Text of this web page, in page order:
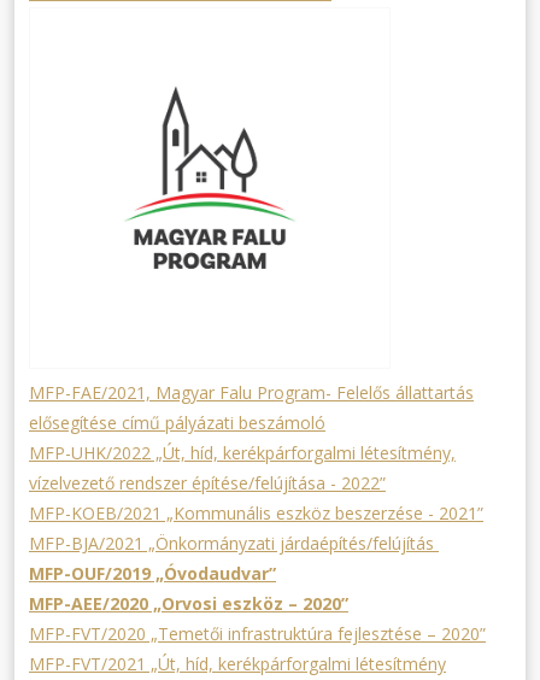
MFP-FAE/2021, Magyar Falu Program- Felelős állattartás
elősegítése című pályázati beszámoló
MFP-UHK/2022 „Út, híd, kerékpárforgalmi létesítmény,
vízelvezető rendszer építése/felújítása - 2022”
MFP-KOEB/2021 „Kommunális eszköz beszerzése - 2021”
MFP-BJA/2021 „Önkormányzati járdaépítés/felújítás
MFP-OUF/2019 „Óvodaudvar”
MFP-AEE/2020 „Orvosi eszköz – 2020”
MFP-FVT/2020 „Temetői infrastruktúra fejlesztése – 2020”
MFP-FVT/2021 „Út, híd, kerékpárforgalmi létesítmény